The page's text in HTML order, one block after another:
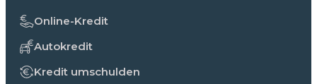
Online-Kredit
Autokredit
Kredit umschulden